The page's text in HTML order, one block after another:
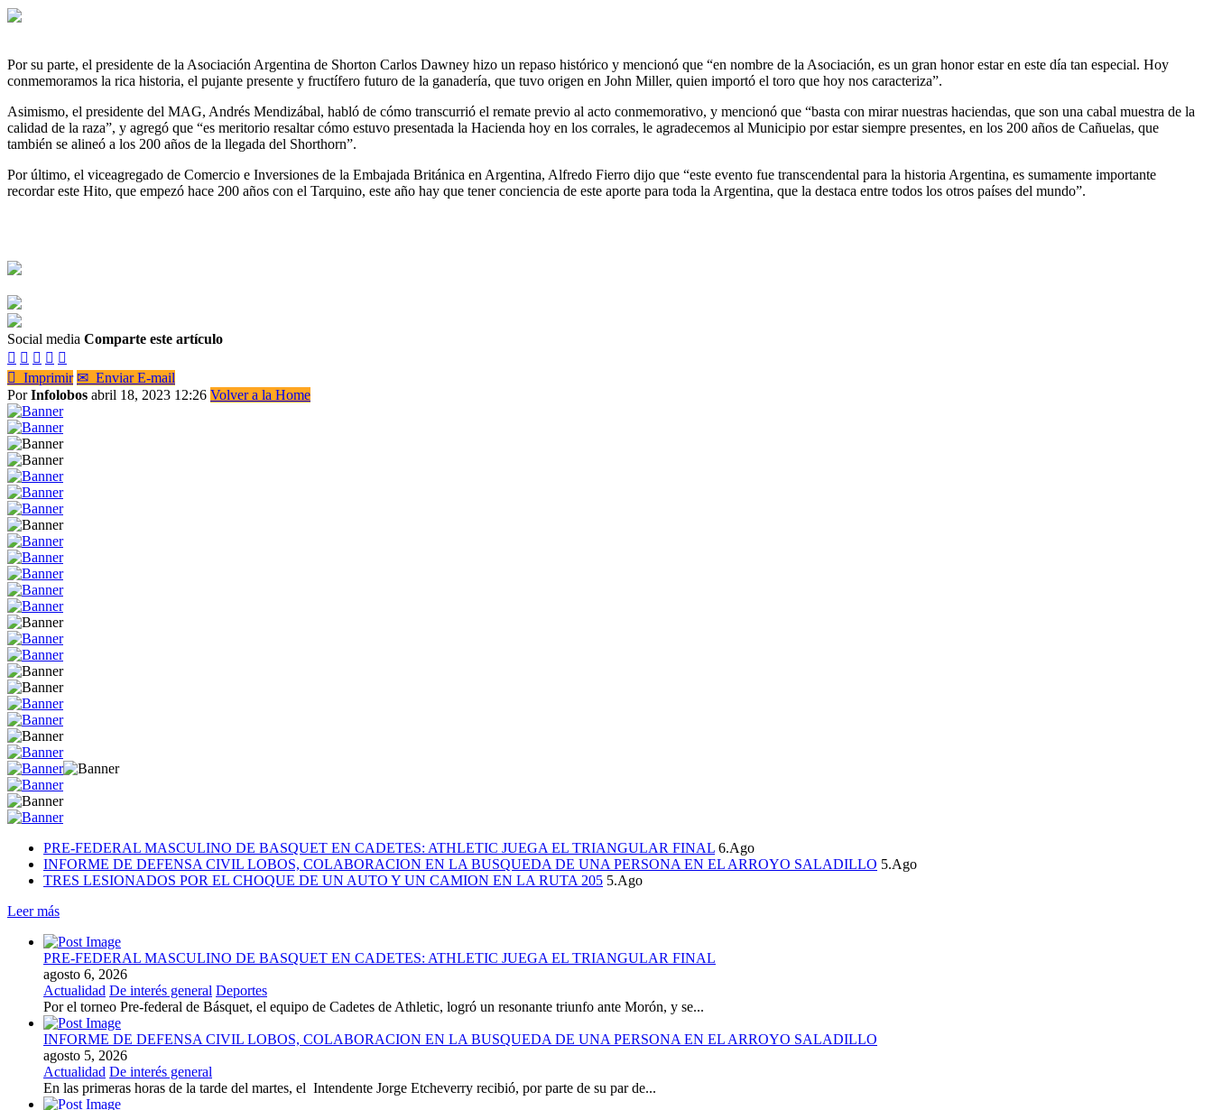
Por su parte, el presidente de la Asociación Argentina de Shorton Carlos Dawney hizo un repaso histórico y mencionó que “en nombre de la Asociación, es un gran honor estar en este día tan especial. Hoy
conmemoramos la rica historia, el pujante presente y fructífero futuro de la ganadería, que tuvo origen en John Miller, quien importó el toro que hoy nos caracteriza”.
Asimismo, el presidente del MAG, Andrés Mendizábal, habló de cómo transcurrió el remate previo al acto conmemorativo, y mencionó que “basta con mirar nuestras haciendas, que son una cabal muestra de la
calidad de la raza”, y agregó que “es meritorio resaltar cómo estuvo presentada la Hacienda hoy en los corrales, le agradecemos al Municipio por estar siempre presentes, en los 200 años de Cañuelas, que
también se alineó a los 200 años de la llegada del Shorthorn”.
Por último, el viceagregado de Comercio e Inversiones de la Embajada Británica en Argentina, Alfredo Fierro dijo que “este evento fue transcendental para la historia Argentina, es sumamente importante
recordar este Hito, que empezó hace 200 años con el Tarquino, este año hay que tener conciencia de este aporte para toda la Argentina, que la destaca entre todos los otros países del mundo”.
Social media Comparte este artículo
    
 Imprimir ✉ Enviar E-mail
PorInfolobos abril 18, 2023 12:26 Volver a la Home
PRE-FEDERAL MASCULINO DE BASQUET EN CADETES: ATHLETIC JUEGA EL TRIANGULAR FINAL 6.Ago
INFORME DE DEFENSA CIVIL LOBOS, COLABORACION EN LA BUSQUEDA DE UNA PERSONA EN EL ARROYO SALADILLO 5.Ago
TRES LESIONADOS POR EL CHOQUE DE UN AUTO Y UN CAMION EN LA RUTA 205 5.Ago
Leer más
PRE-FEDERAL MASCULINO DE BASQUET EN CADETES: ATHLETIC JUEGA EL TRIANGULAR FINAL
agosto 6, 2026
Actualidad De interés general Deportes
Por el torneo Pre-federal de Básquet, el equipo de Cadetes de Athletic, logró un resonante triunfo ante Morón, y se...
INFORME DE DEFENSA CIVIL LOBOS, COLABORACION EN LA BUSQUEDA DE UNA PERSONA EN EL ARROYO SALADILLO
agosto 5, 2026
Actualidad De interés general
En las primeras horas de la tarde del martes, el Intendente Jorge Etcheverry recibió, por parte de su par de...